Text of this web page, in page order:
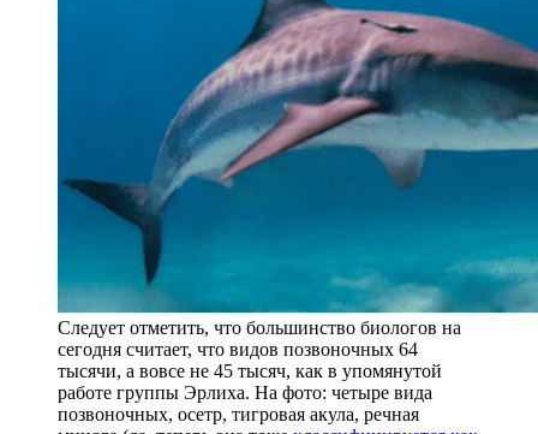
Следует отметить, что большинство биологов на
сегодня считает, что видов позвоночных 64
тысячи, а вовсе не 45 тысяч, как в упомянутой
работе группы Эрлиха. На фото: четыре вида
позвоночных, осетр, тигровая акула, речная